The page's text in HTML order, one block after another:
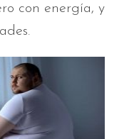
con energía, y